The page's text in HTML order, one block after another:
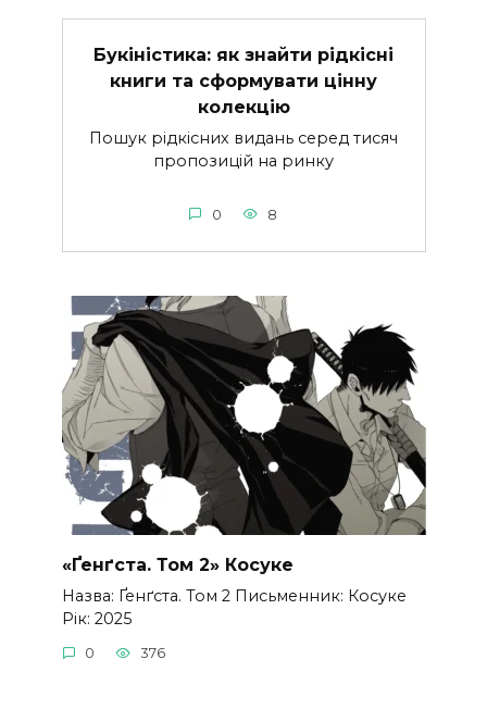
Букіністика: як знайти рідкісні
книги та сформувати цінну
колекцію
Пошук рідкісних видань серед тисяч
пропозицій на ринку
0 8
«Ґенґста. Том 2» Косуке
Назва: Ґенґста. Том 2 Письменник: Косуке
Рік: 2025
0 376